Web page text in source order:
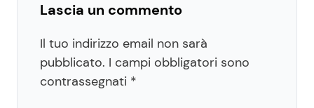
Lascia un commento
Il tuo indirizzo email non sarà
pubblicato. I campi obbligatori sono
contrassegnati *